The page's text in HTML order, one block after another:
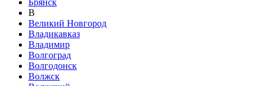
Брянск
В
Великий Новгород
Владикавказ
Владимир
Волгоград
Волгодонск
Волжск